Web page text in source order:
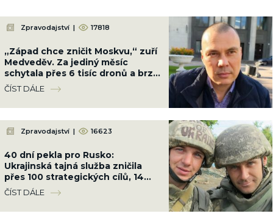
Zpravodajství | 17818
„Západ chce zničit Moskvu,“ zuří
Medveděv. Za jediný měsíc
schytala přes 6 tisíc dronů a brzy
přijdou zbraně, které nezastaví
ČÍST DÁLE
Zpravodajství | 16623
40 dní pekla pro Rusko:
Ukrajinská tajná služba zničila
přes 100 strategických cílů, 14
rafinerií a vyřadila 5 000
ČÍST DÁLE